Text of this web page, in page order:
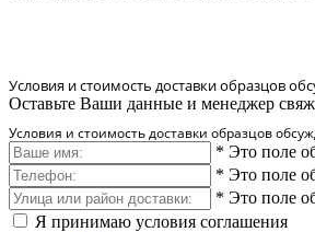
Условия и стоимость доставки образцов
Оставьте Ваши данные и менеджер
Условия и стоимость доставки образцов
* Это поле
* Это поле
* Это поле
Я принимаю условия соглашения